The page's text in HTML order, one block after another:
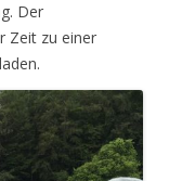
Der
Zeit zu einer